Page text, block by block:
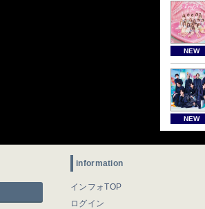
NEW
NEW
information
インフォTOP
ログイン